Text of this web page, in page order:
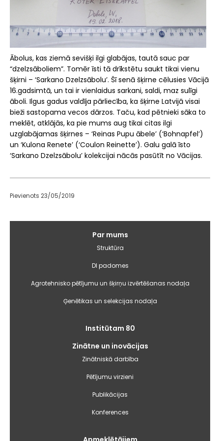
Ābolus, kas ziemā sevišķi ilgi glabājas, tautā sauc par
“dzelzsāboliem”. Tomēr īsti tā drīkstētu saukt tikai vienu
šķirni – ‘Sarkano Dzelzsābolu’. Šī senā šķirne cēlusies Vācijā
16.gadsimtā, un tai ir vienlaidus sarkani, saldi, maz sulīgi
āboli. Ilgus gadus valdīja pārliecība, ka šķirne Latvijā visai
bieži sastopama vecos dārzos. Taču, kad pētnieki sāka to
meklēt, atklājās, ka pie mums aug tikai citas ilgi
uzglabājamas šķirnes – ‘Reinas Pupu ābele’ (‘Bohnapfel’)
un ‘Kulona Renete’ (‘Coulon Reinette’). Galu galā īsto
‘Sarkano Dzelzsābolu’ kolekcijai nācās pasūtīt no Vācijas.
Pievienots 23/05/2019
Par mums
Struktūra
DI padomes
Agrotehnisko pētījumu un šķirņu izvērtēšanas nodaļa
Ģenētikas un selekcijas nodaļa
Institūtam 80
Zinātne un inovācijas
Zinātniskā darbība
Pētījumu virzieni
Publikācijas
Konferences